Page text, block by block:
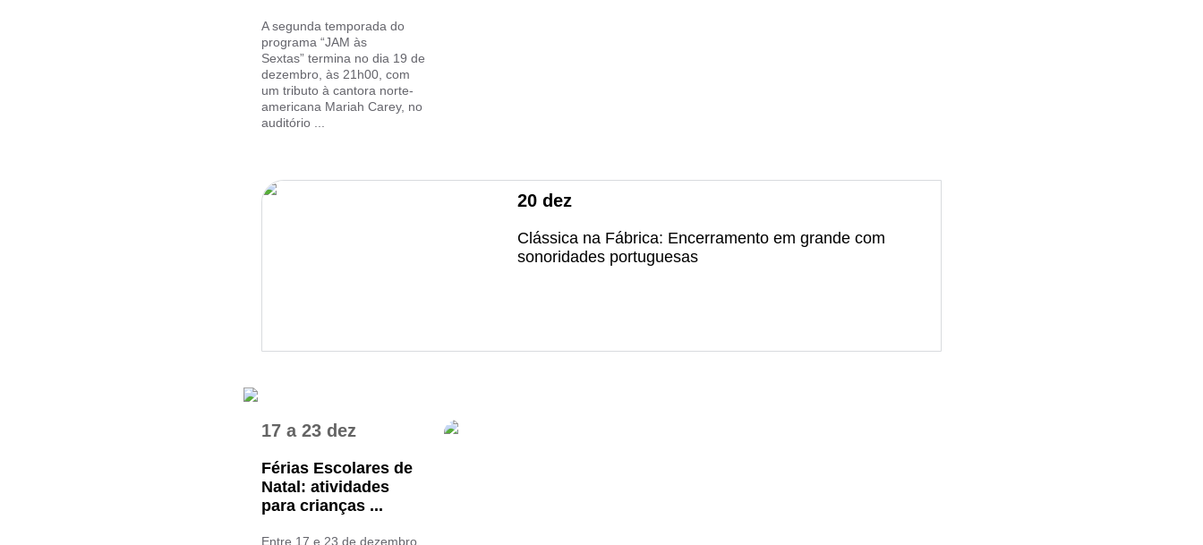
A segunda temporada do
programa “JAM às
Sextas” termina no dia 19 de
dezembro, às 21h00, com
um tributo à cantora norte-
americana Mariah Carey, no
auditório ...
20 dez
Clássica na Fábrica: Encerramento em grande com
sonoridades portuguesas
17 a23 dez
Férias Escolares de
Natal: atividades
para crianças ...
Entre 17 e 23 de dezembro,